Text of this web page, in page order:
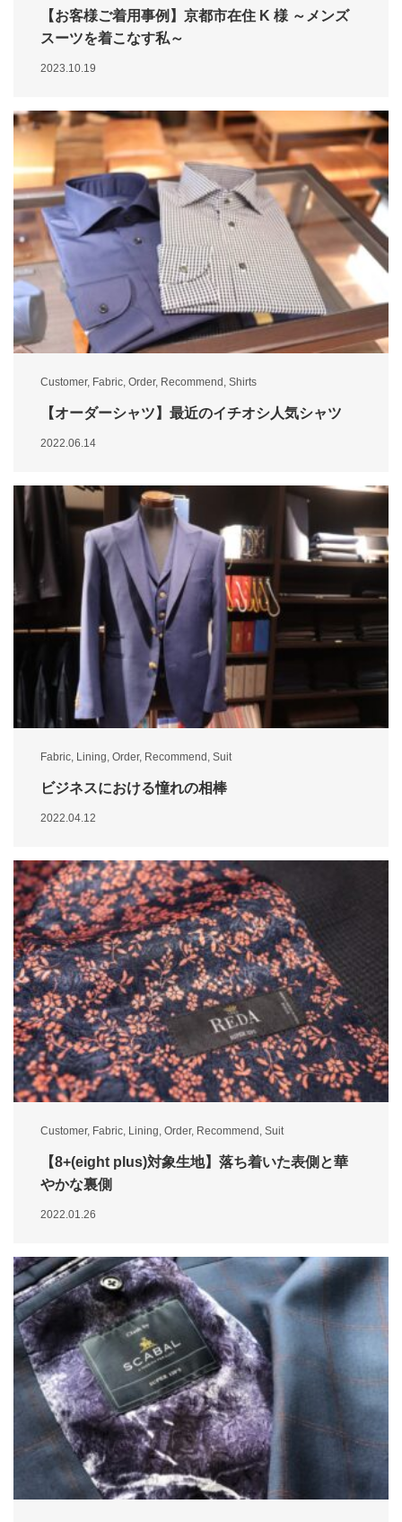
【お客様ご着用事例】京都市在住 K 様 ～メンズ
スーツを着こなす私～
2023.10.19
Customer, Fabric, Order, Recommend , Shirts
【オーダーシャツ】最近のイチオシ人気シャツ
2022.06.14
Fabric Lining Order, Recommend Suit
ビジネスにおける憧れの相棒
2022.04.12
Customer, Fabric, Lining, Order, Recommend , Suit
【8+(eight plus)対象生地】落ち着いた表側と華
やかな裏側
2022.01.26